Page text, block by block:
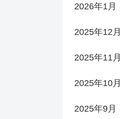
2026年1月
2025年12月
2025年11月
2025年10月
2025年9月